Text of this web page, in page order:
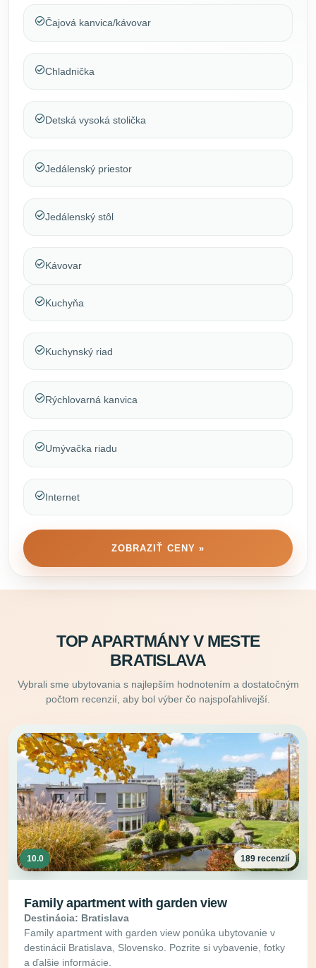
Čajová kanvica/kávovar
Chladnička
Detská vysoká stolička
Jedálenský priestor
Jedálenský stôl
Kávovar
Kuchyňa
Kuchynský riad
Rýchlovarná kanvica
Umývačka riadu
Internet
ZOBRAZIŤ CENY »
TOP APARTMÁNY V MESTE
BRATISLAVA
Vybrali sme ubytovania s najlepším hodnotením a dostatočným
počtom recenzií, aby bol výber čo najspoľahlivejší.
10.0 189 recenzií
Family apartment with garden view
Destinácia: Bratislava
Family apartment with garden view ponúka ubytovanie v
destinácii Bratislava, Slovensko. Pozrite si vybavenie, fotky
a ďalšie informácie.